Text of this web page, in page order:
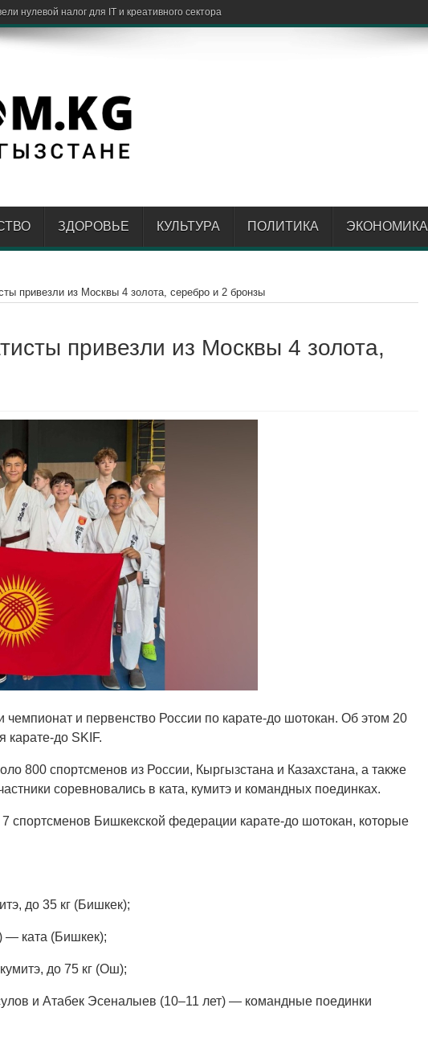
ЗДОРОВЬЕ КУЛЬТУРА ПОЛИТИКА ЭКОНОМИКА
привезли из Москвы 4 золота, серебро и 2 бронзы
привезли из Москвы 4 золота,
и первенство России по карате-до шотокан. Об этом 20
карате-до SKIF.
800 спортсменов из России, Кыргызстана и Казахстана, а также
соревновались в ката, кумитэ и командных поединках.
спортсменов Бишкекской федерации карате-до шотокан, которые
до 35 кг (Бишкек);
ката (Бишкек);
до 75 кг (Ош);
и Атабек Эсеналыев (10–11 лет) — командные поединки